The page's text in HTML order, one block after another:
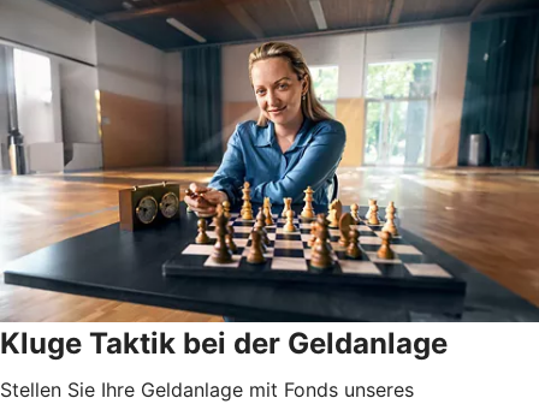
Kluge Taktik bei der Geldanlage
Stellen Sie Ihre Geldanlage mit Fonds unseres